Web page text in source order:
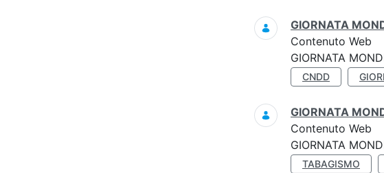
GIORNATA
Contenuto Web
GIORNATA
CNDD
GIORNATA
Contenuto Web
GIORNATA
TABAGISMO